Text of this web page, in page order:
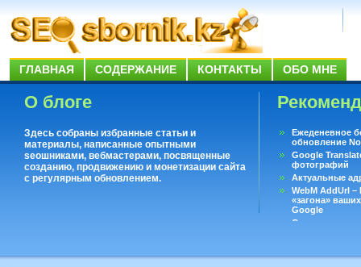
ГЛАВНАЯ СОДЕРЖАНИЕ КОНТАКТЫ ОБО МНЕ
О блоге
Здесь собраны избранные статьи и
материалы, написанные опытными
seoшниками, вебмастерами, посвященные
созданию, продвижению и монетизации сайта
с регулярным обновлением.
Ежеденевное
обновление
Google
фотографий
Актуальные
WebM AddUrl
«загона»
Google
Существует